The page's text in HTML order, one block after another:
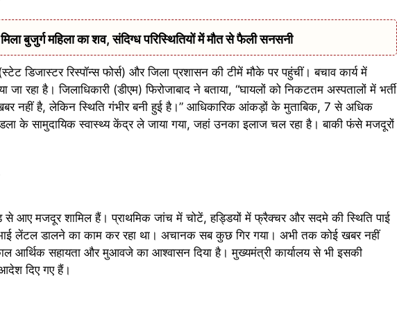
बुजुर्ग महिला का शव, संदिग्ध परिस्थितियों में मौत से फैली सनसनी
डिजास्टर रिस्पॉन्स फोर्स) और जिला प्रशासन की टीमें मौके पर पहुंचीं। बचाव कार्य में
रहा है। जिलाधिकारी (डीएम) फिरोजाबाद ने बताया, “घायलों को निकटतम अस्पतालों में भर्ती
नहीं है, लेकिन स्थिति गंभीर बनी हुई है।” आधिकारिक आंकड़ों के मुताबिक, 7 से अधिक
के सामुदायिक स्वास्थ्य केंद्र ले जाया गया, जहां उनका इलाज चल रहा है। बाकी फंसे मजदूरों
से आए मजदूर शामिल हैं। प्राथमिक जांच में चोटें, हड्डियों में फ्रैक्चर और सदमे की स्थिति पाई
लेंटल डालने का काम कर रहा था। अचानक सब कुछ गिर गया। अभी तक कोई खबर नहीं
आर्थिक सहायता और मुआवजे का आश्वासन दिया है। मुख्यमंत्री कार्यालय से भी इसकी
दिए गए हैं।